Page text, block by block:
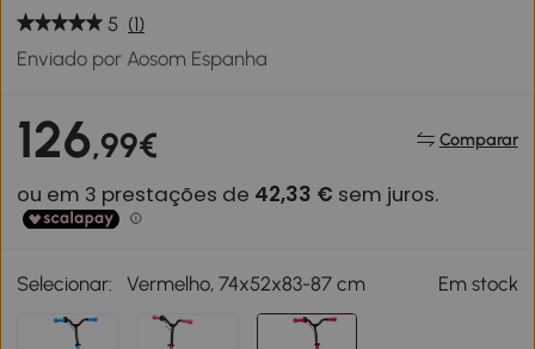
5 (1)
Enviado por Aosom Espanha
126,99€ Comparar
Selecionar: Vermelho, 74x52x83-87 cm Em stock